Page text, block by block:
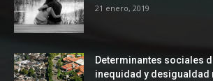
21 enero, 2019
Determinantes sociales
inequidad y